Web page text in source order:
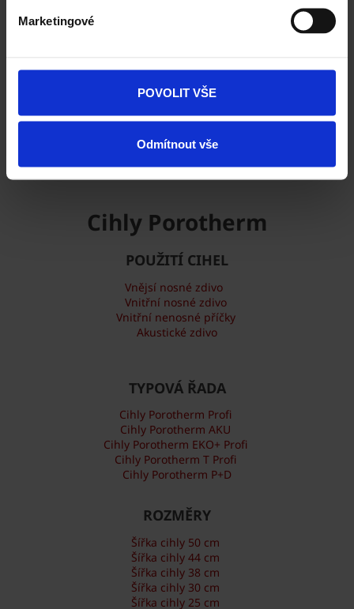
Marketingové
POVOLIT VŠE
Odmítnout vše
3D vizualizace
ZAČÍT NOVOU KONFIGURACI
Cihly Porotherm
POUŽITÍ CIHEL
Vnějsí nosné zdivo
Vnitřní nosné zdivo
Vnitřní nenosné příčky
Akustické zdivo
TYPOVÁ ŘADA
Cihly Porotherm Profi
Cihly Porotherm AKU
Cihly Porotherm EKO+ Profi
Cihly Porotherm T Profi
Cihly Porotherm P+D
ROZMĚRY
Šířka cihly 50 cm
Šířka cihly 44 cm
Šířka cihly 38 cm
Šířka cihly 30 cm
Šířka cihly 25 cm